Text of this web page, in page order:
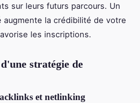
sur leurs futurs parcours. Un
augmente la crédibilité de votre
les inscriptions.
stratégie de
et netlinking